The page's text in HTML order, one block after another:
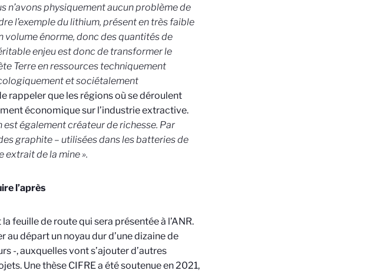
n’avons physiquement aucun problème de
l’exemple du lithium, présent en très faible
volume énorme, donc des quantités de
enjeu est donc de transformer le
Terre en ressources techniquement
et sociétalement
rappeler que les régions où se déroulent
économique sur l’industrie extractive.
est également créateur de richesse. Par
graphite – utilisées dans les batteries de
extrait de la mine ».
l’après
feuille de route qui sera présentée à l’ANR.
départ un noyau dur d’une dizaine de
-, auxquelles vont s’ajouter d’autres
Une thèse CIFRE a été soutenue en 2021,